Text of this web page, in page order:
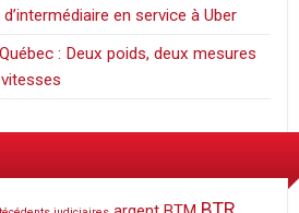
en service à Uber
: Deux poids, deux mesures